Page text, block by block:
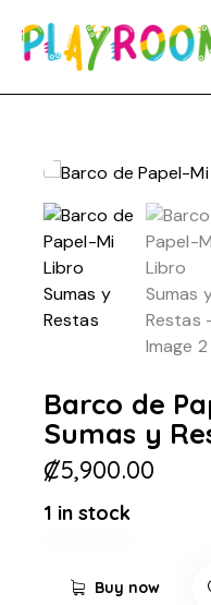
Barco de
Sumas y
₡5,900.00
1 in stock
Buy now